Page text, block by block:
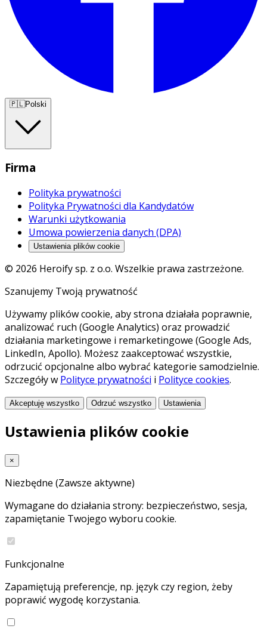
🇵🇱Polski
Firma
Polityka prywatności
Polityka Prywatności dla Kandydatów
Warunki użytkowania
Umowa powierzenia danych (DPA)
Ustawienia plików cookie
© 2026 Heroify sp. z o.o. Wszelkie prawa zastrzeżone.
Szanujemy Twoją prywatność
Używamy plików cookie, aby strona działała poprawnie,
analizować ruch (Google Analytics) oraz prowadzić
działania marketingowe i remarketingowe (Google Ads,
LinkedIn, Apollo). Możesz zaakceptować wszystkie,
odrzucić opcjonalne albo wybrać kategorie samodzielnie.
Szczegóły w Polityce prywatności i Polityce cookies.
Akceptuję wszystko Odrzuć wszystko Ustawienia
Ustawienia plików cookie
×
Niezbędne (Zawsze aktywne)
Wymagane do działania strony: bezpieczeństwo, sesja,
zapamiętanie Twojego wyboru cookie.
Funkcjonalne
Zapamiętują preferencje, np. język czy region, żeby
poprawić wygodę korzystania.